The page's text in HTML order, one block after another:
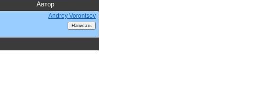
Автор
Andrey Vorontsov